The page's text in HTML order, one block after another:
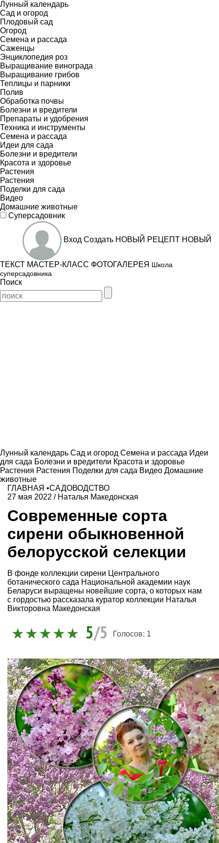
Лунный календарь
Сад и огород
Плодовый сад
Огород
Семена и рассада
Саженцы
Энциклопедия роз
Выращивание винограда
Выращивание грибов
Теплицы и парники
Полив
Обработка почвы
Болезни и вредители
Препараты и удобрения
Техника и инструменты
Семена и рассада
Идеи для сада
Болезни и вредители
Красота и здоровье
Растения
Растения
Поделки для сада
Видео
Домашние животные
Суперсадовник
Вход Создать НОВЫЙ РЕЦЕПТ НОВЫЙ
ТЕКСТ МАСТЕР-КЛАСС ФОТОГАЛЕРЕЯ Школа
суперсадовника
Поиск
Лунный календарь Сад и огород Семена и рассада Идеи
для сада Болезни и вредители Красота и здоровье
Растения Растения Поделки для сада Видео Домашние
животные
ГЛАВНАЯ •САДОВОДСТВО
27 мая 2022 / Наталья Македонская
Современные сорта
сирени обыкновенной
белорусской селекции
В фонде коллекции сирени Центрального
ботанического сада Национальной академии наук
Беларуси выращены новейшие сорта, о которых нам
с гордостью рассказала куратор коллекции Наталья
Викторовна Македонская
5/5 Голосов: 1